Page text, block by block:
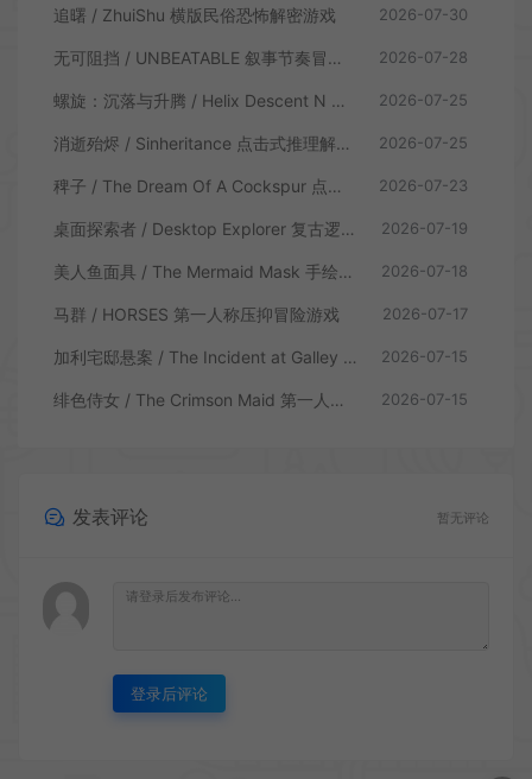
追曙 / ZhuiShu 横版民俗恐怖解密游戏 2026-07-30
无可阻挡 / UNBEATABLE 叙事节奏冒险游戏 2026-07-28
螺旋：沉落与升腾 / Helix Descent N Ascent 解谜冒险游戏 2026-07-25
消逝殆烬 / Sinheritance 点击式推理解谜游戏 2026-07-25
稗子 / The Dream Of A Cockspur 点击式剧情解谜游戏 2026-07-23
桌面探索者 / Desktop Explorer 复古逻辑解密游戏 2026-07-19
美人鱼面具 / The Mermaid Mask 手绘点击侦探解谜游戏 2026-07-18
马群 / HORSES 第一人称压抑冒险游戏 2026-07-17
加利宅邸悬案 / The Incident at Galley House 侦探解密推理游戏 2026-07-15
绯色侍女 / The Crimson Maid 第一人称探索叙事悬疑游戏 2026-07-15
发表评论 暂无评论
登录后评论